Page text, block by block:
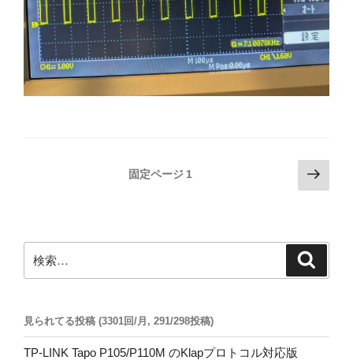
ー
ジ
り
固定ページ 1
次
の
ジ
索:
見られてる投稿 (3301回/月, 291/298投稿)
TP-LINK Tapo P105/P110M のKlapプロトコル対応版